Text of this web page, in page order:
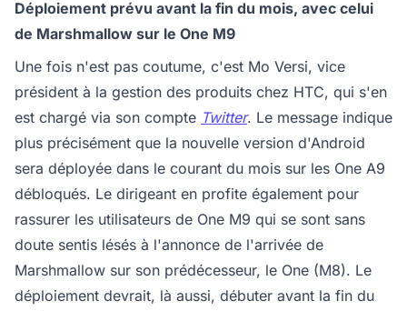
Déploiement prévu avant la fin du mois, avec celui
de Marshmallow sur le One M9
Une fois n'est pas coutume, c'est Mo Versi, vice
président à la gestion des produits chez HTC, qui s'en
est chargé via son compte Twitter. Le message indique
plus précisément que la nouvelle version d'Android
sera déployée dans le courant du mois sur les One A9
débloqués. Le dirigeant en profite également pour
rassurer les utilisateurs de One M9 qui se sont sans
doute sentis lésés à l'annonce de l'arrivée de
Marshmallow sur son prédécesseur, le One (M8). Le
déploiement devrait, là aussi, débuter avant la fin du